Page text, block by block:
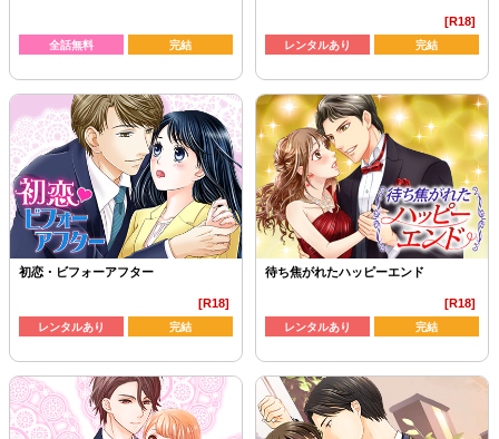
全話無料 完結
[R18]
レンタルあり 完結
初恋・ビフォーアフター
[R18]
レンタルあり 完結
待ち焦がれたハッピーエンド
[R18]
レンタルあり 完結